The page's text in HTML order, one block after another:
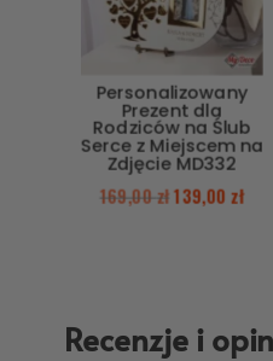
Personalizowany
Prezent dla
Rodziców na Ślub
Serce z Miejscem na
Zdjęcie MD332
169,00 zł139,00 zł
Recenzje i